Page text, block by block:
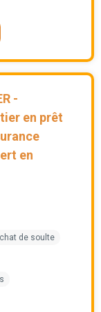
-
en prêt
en
de soulte